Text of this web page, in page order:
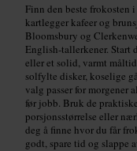
Finn den beste frokosten
kartlegger kafeer og
Bloomsbury og
English-tallerkener. Start
eller et solid, varmt
solfylte disker, koselige
valg passer for morgener
før jobb. Bruk de
porsjonsstørrelse eller
deg å finne hvor du får
godt, spare tid og slappe